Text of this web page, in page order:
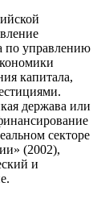
по управлению
капитала,
держава или
секторе
(2002),
и